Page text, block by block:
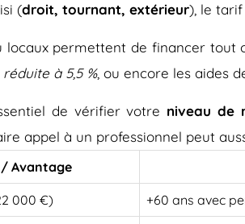
(droit, tournant, extérieur), le
permettent de financer tout
réduite à 5,5 %, ou encore les aides
de vérifier votre niveau de
appel à un professionnel peut
Avantage
000 €) +60 ans avec